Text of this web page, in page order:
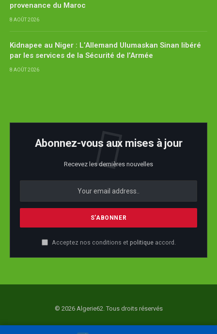
provenance du Maroc
8 AOÛT 2026
Kidnapee au Niger : L’Allemand Ulumaskan Sinan libéré
par les services de la Sécurité de l’Armée
8 AOÛT 2026
Abonnez-vous aux mises à jour
Recevez les dernières nouvelles
Acceptez nos conditions et politiqueaccord.
© 2026 Algerie62. Tous droits réservés